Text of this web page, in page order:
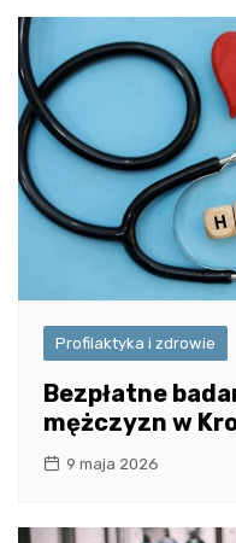
Profilaktyka i zdrowie
Bezpłatne
mężczyzn w
9 maja 2026